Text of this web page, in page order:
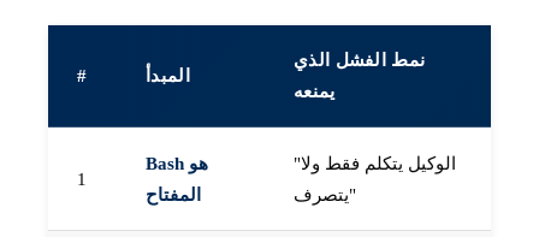
# المبدأ
نمط الفشل الذي
يمنعه
1
Bash هو
المفتاح
"الوكيل يتكلم فقط ولا
يتصرف"